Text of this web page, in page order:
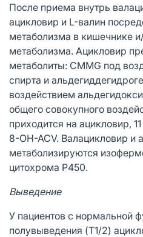
После приема внутрь
ацикловир и L-валин
метаболизма в кишечнике
метаболизма. Ацикловир
метаболиты: CMMG под
спирта и
воздействием
общего совокупного
приходится на ацикловир,
8-OH-ACV. Валацикловир и
метаболизируются
цитохрома P450.
Выведение
У пациентов с нормальной
полувыведения (T1/2)